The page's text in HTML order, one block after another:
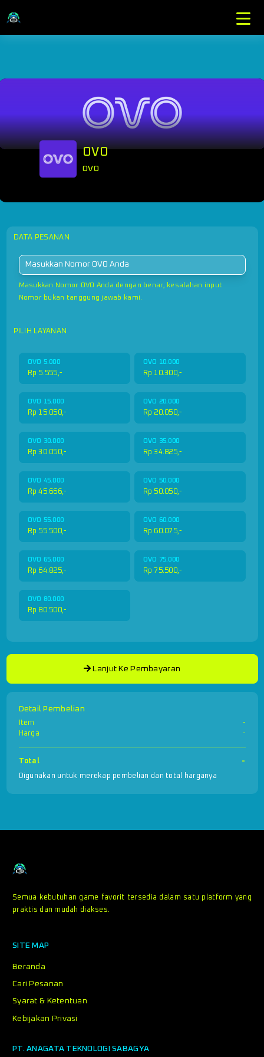
OVO
OVO
DATA PESANAN
Masukkan Nomor OVO Anda dengan benar, kesalahan input
Nomor bukan tanggung jawab kami.
PILIH LAYANAN
OVO 5.000
Rp 5.555,-
OVO 10.000
Rp 10.300,-
OVO 15.000
Rp 15.050,-
OVO 20.000
Rp 20.050,-
OVO 30.000
Rp 30.050,-
OVO 35.000
Rp 34.825,-
OVO 45.000
Rp 45.666,-
OVO 50.000
Rp 50.050,-
OVO 55.000
Rp 55.500,-
OVO 60.000
Rp 60.075,-
OVO 65.000
Rp 64.825,-
OVO 75.000
Rp 75.500,-
OVO 80.000
Rp 80.500,-
Lanjut Ke Pembayaran
Detail Pembelian
Item
-
Harga
-
Total
-
Digunakan untuk merekap pembelian dan total harganya
Semua kebutuhan game favorit tersedia dalam satu platform yang
praktis dan mudah diakses.
SITE MAP
Beranda
Cari Pesanan
Syarat & Ketentuan
Kebijakan Privasi
PT. ANAGATA TEKNOLOGI SABAGYA